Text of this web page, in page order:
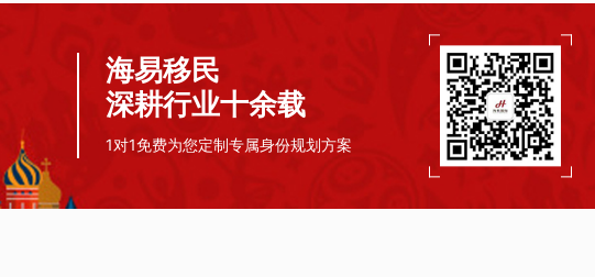
海易移民
深耕行业十余载
1对1免费为您定制专属身份规划方案